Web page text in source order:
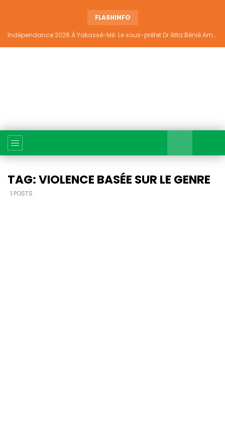
FLASHINFO
Indépendance 2026 À Yakassé-Mé: Le sous-préfet Dr Atta Bénié Amédé appelle à l’unité, à la sécurité et au développement
TAG: VIOLENCE BASÉE SUR LE GENRE
1 POSTS